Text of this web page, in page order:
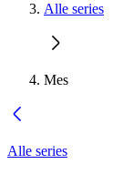
Alle series
Mes
Alle series